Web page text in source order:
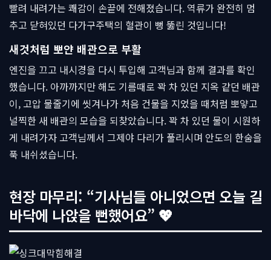
빨려 내려가는 쾌감이 손끝에 전해졌습니다. 역류가 완전히 멈
추고 닫혀있던 다가구주택의 혈관이 뻥 뚫린 것입니다!
새것처럼 뽀얀 배관으로 부활
엔진을 끄고 내시경을 다시 투입해 고객님과 함께 결과를 확인
했습니다. 아까까지만 해도 기름때로 꽉 차 있던 지옥 같던 배관
이, 고압 물줄기에 씻겨나가 처음 건물을 지었을 때처럼 뽀얗고
널찍한 새 배관의 모습을 되찾았습니다. 꽉 차 있던 물이 시원하
게 내려가자 고객님께서 그제야 다리가 풀리시며 안도의 한숨을
푹 내쉬셨습니다.
현장 마무리: “기사님들 아니었으면 오늘 길
바닥에 나앉을 뻔했어요” 💖